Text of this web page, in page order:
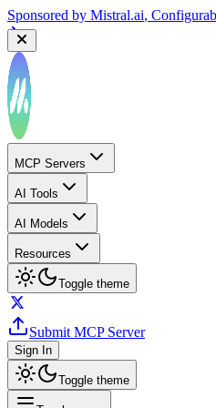
Sponsored by Mistral.ai,
Sponsored by
MCP Servers
AI Tools
AI Models
Resources
Toggle theme
Submit MCP Server
Sign In
Toggle theme